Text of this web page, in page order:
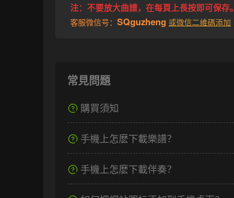
注：不要放大曲譜，在每頁上長按即可保存。
客服微信号： SQguzheng 或微信二維碼添加
常見問題
購買須知
手機上怎麽下載樂譜？
手機上怎麽下載伴奏？